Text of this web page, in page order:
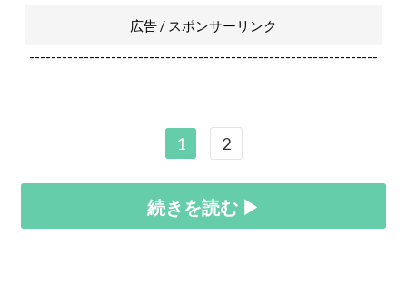
広告 / スポンサーリンク
----------------------------------------------------------------
1 2
続きを読む ▶